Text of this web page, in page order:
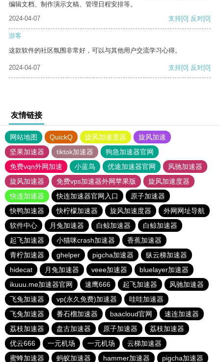
编辑文档、制作演示文稿、管理日程安排等。
2024-04-07
支持[0] 反对[0]
游客
这款软件的社区氛围非常好，可以与其他用户交流学习心得。
2024-04-07 支持[0] 反对[0]
友情链接
网站地图 QuickQ 旋风加速度器
旋风加速
坚果加速器
tiktok加速器
狗急加速器官网
免费vqn外网加速
小蓝鸟 优途加速器官网
风驰加速器
旋风加速器
免费vps加速器外网苹果版
旋风加速度器
快连加速器
快连加速器官网入口
原子加速器
快鸭加速器
快柠檬加速器 旋风加速度器
外网网址导航
软件中心
月兔加速器 白鲸加速器
白鲸加速器
起飞加速器
小猫咪crash加速器
香蕉加速器
青柠加速器
ghelper pigcha加速器
纵云梯加速器
hidecat
月兔加速器 veee加速器
bluelayer加速器
ikuuu.me加速器官网
速鹰666 起飞加速器
风驰加速器
飞兔加速器
vp(永久免费)加速器
哇哇加速器
飞兔加速器
番石榴加速器 baacloud官网
速连加速器
荔枝加速器
盘古加速器 原子加速器
荔枝加速器
优云666
一元机场 一元机场
云梯加速器
蜜蜂加速器
蚂蚁加速器 hammer加速器 pigcha加速器